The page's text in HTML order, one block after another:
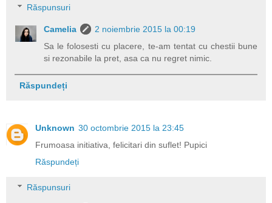
Răspunsuri
Camelia
2 noiembrie 2015 la 00:19
Sa le folosesti cu placere, te-am tentat cu chestii bune
si rezonabile la pret, asa ca nu regret nimic.
Răspundeți
Unknown 30 octombrie 2015 la 23:45
Frumoasa initiativa, felicitari din suflet! Pupici
Răspundeți
Răspunsuri